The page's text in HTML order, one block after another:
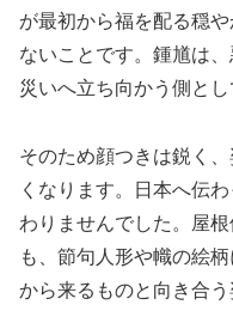
が最初から福を配る穏
ないことです。鍾馗は
災いへ立ち向かう側とし
そのため顔つきは鋭く
くなります。日本へ伝
わりませんでした。屋
も、節句人形や幟の絵
から来るものと向き合う